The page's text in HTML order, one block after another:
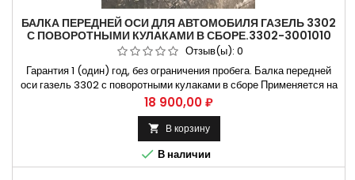
БАЛКА ПЕРЕДНЕЙ ОСИ ДЛЯ АВТОМОБИЛЯ ГАЗЕЛЬ 3302
С ПОВОРОТНЫМИ КУЛАКАМИ В СБОРЕ.3302-3001010
Отзыв(ы): 0
Гарантия 1 (один) год, без ограничения пробега. Балка передней
оси газель 3302 с поворотными кулаками в сборе Применяется на
Газель 3302, Газель бизнес, Способы оплаты Безналичный
расчет, оплата банковской картой Бесплатная доставка:. Москва и
Н.Новгород. Владимир и Ульяновск Крупнейший ассортимент...
Цена
18 900,00 ₽
 В корзину
 В наличии